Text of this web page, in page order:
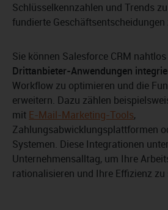
Schlüsselkennzahlen und Trends
fundierte Geschäftsentscheidungen
Sie können Salesforce CRM
Drittanbieter-Anwendungen
Workflow zu optimieren und die
erweitern. Dazu zählen
mit E-Mail-Marketing-Tools,
Zahlungsabwicklungsplattformen
Systemen. Diese Integrationen
Unternehmensalltag, um Ihre
rationalisieren und Ihre Effizienz zu